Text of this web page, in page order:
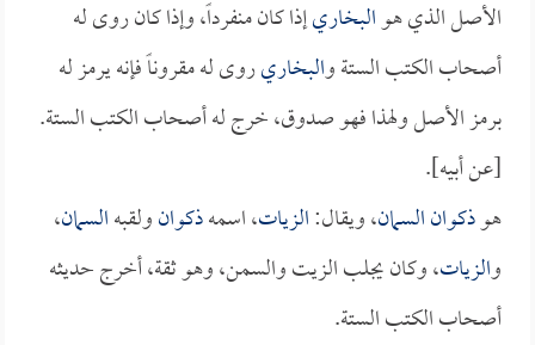
الأصل الذي هوالبخاريإذا كان منفرداً، وإذا كان روى له
أصحاب الكتب الستة والبخاريروى له مقروناً فإنه يرمز له
برمز الأصل ولهذا فهو صدوق، خرج له أصحاب الكتب الستة.
[عن أبيه].
هوذكوان السمان، ويقال:الزيات، اسمهذكوانولقبهالسمان،
والزيات، وكان يجلب الزيت والسمن، وهو ثقة، أخرج حديثه
أصحاب الكتب الستة.